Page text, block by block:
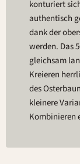
konturiert
authentisch
dank der
werden. Das
gleichsam
Kreieren
des
kleinere
Kombinieren